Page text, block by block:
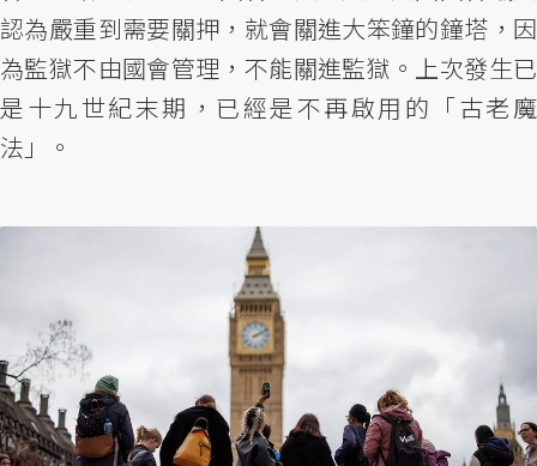
認為嚴重到需要關押，就會關進大笨鐘的鐘塔，因
為監獄不由國會管理，不能關進監獄。上次發生已
是十九世紀末期，已經是不再啟用的「古老魔
法」。